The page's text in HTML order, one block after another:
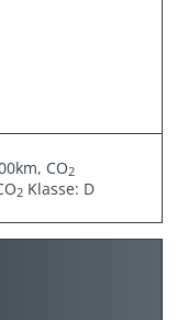
CO2
2 Klasse: D